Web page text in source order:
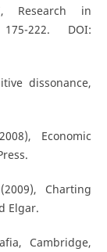
Research in
222. DOI:
dissonance,
Economic
Charting
Elgar.
Cambridge,